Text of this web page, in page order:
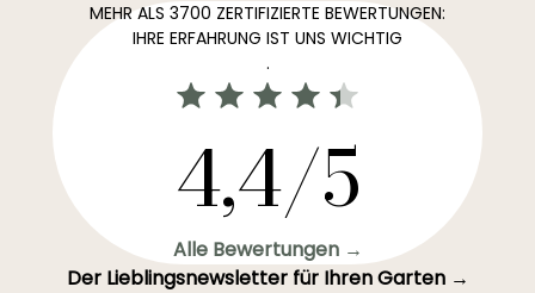
MEHR ALS 3700 ZERTIFIZIERTE BEWERTUNGEN:
IHRE ERFAHRUNG IST UNS WICHTIG
.
4,4/5
Alle Bewertungen →
Der Lieblingsnewsletter für Ihren Garten →